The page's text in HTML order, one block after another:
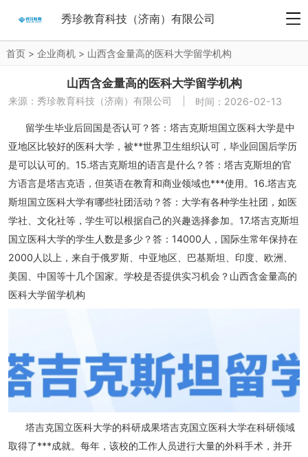
秀珍教育科技（济南）有限公司
首页> 企业商机> 山西含金量高的医科大学留学机构
山西含金量高的医科大学留学机构
来源： 秀珍教育科技（济南）有限公司 时间：2026-02-13
留学生毕业后回国是否认可？答：塔吉克斯坦国立医科大学是中
亚地区比较好的医科大学，被**世界卫生组织认可，毕业回国后学历
是可以认可的。15.塔吉克斯坦的语言是什么？答：塔吉克斯坦的官
方语言是塔吉克语，但英语在教育和商业领域也***使用。16.塔吉克
斯坦国立医科大学有哪些社团活动？答：大学有各种学生社团，如医
学社、文化社等，学生可以根据自己的兴趣选择参加。17.塔吉克斯坦
国立医科大学的学生人数是多少？答：14000人，国际生常年保持在
2000人以上，来自于俄罗斯、中亚地区、巴基斯坦、印度、欧洲、
美国、中国等十几个国家。学校是否提供实习机会？山西含金量高的
医科大学留学机构
塔吉克国立医科大学的科研成果塔吉克国立医科大学在科研领域
取得了***成就。每年，该校的工作人员进行大量的外科手术，并开